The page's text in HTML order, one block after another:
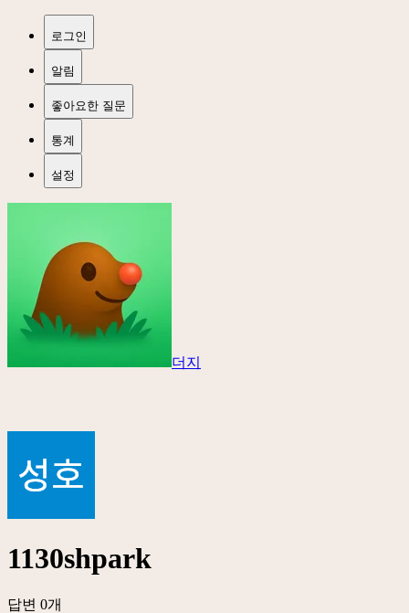
로그인
알림
좋아요한 질문
통계
설정
더지
1130shpark
답변 0개